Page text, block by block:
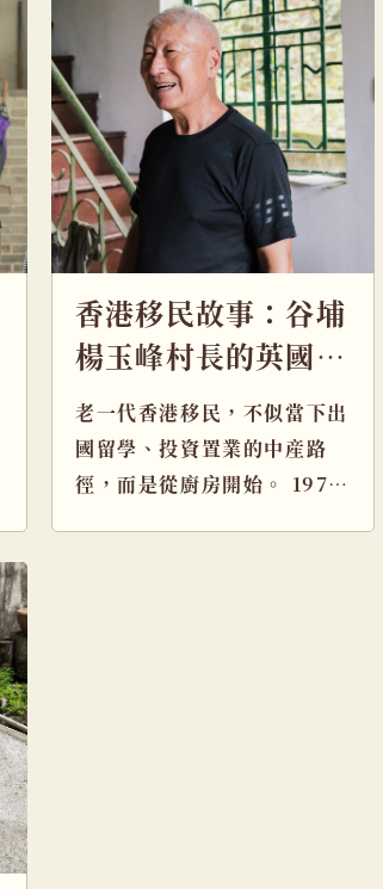
香港移民故事：谷埔
楊玉峰村長的英國歲
月
老一代香港移民，不似當下出
國留學、投資置業的中産路
徑，而是從廚房開始。 1975